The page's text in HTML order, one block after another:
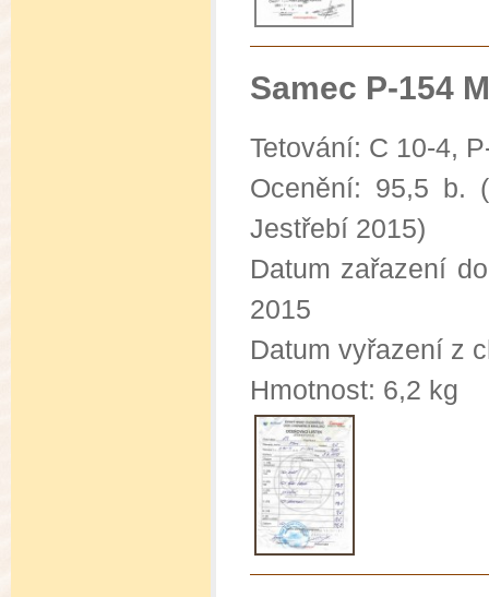
Samec P-154
Tetování: C 10-4,
Ocenění: 95,5 b.
Jestřebí 2015)
Datum zařazení
2015
Datum vyřazení z
Hmotnost: 6,2 kg